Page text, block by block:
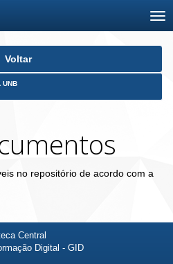
Voltar
UNB
no repositório de acordo com a
Central
Digital - GID